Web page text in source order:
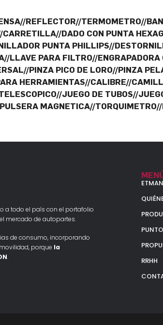
REFLECTOR//TERMOMETRO//
DADO CON PUNTA
PUNTA PHILLIPS//
LLAVE PARA FILTRO//
PINZA PICO DE LORO//PINZA
HERRAMIENTAS//CALIBRE//
JUEGO DE TUBOS//
MAGNETICA//
a todo el país con el portafolio
mercado de autopartes.
de consumo, incorporando
porque la
.
ETMAN
RRHH